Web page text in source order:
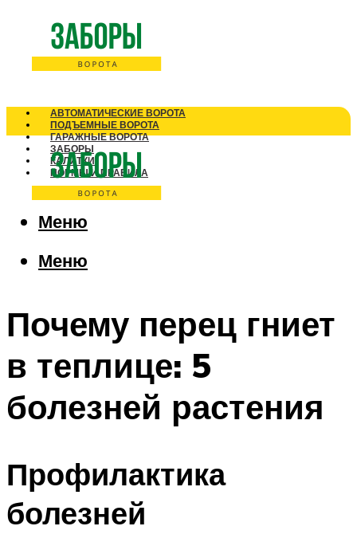
АВТОМАТИЧЕСКИЕ ВОРОТА
ПОДЪЕМНЫЕ ВОРОТА
ГАРАЖНЫЕ ВОРОТА
ЗАБОРЫ
КАЛИТКИ
НОРМЫ И ПРАВИЛА
Меню
Меню
Почему перец гниет
в теплице: 5
болезней растения
Профилактика
болезней